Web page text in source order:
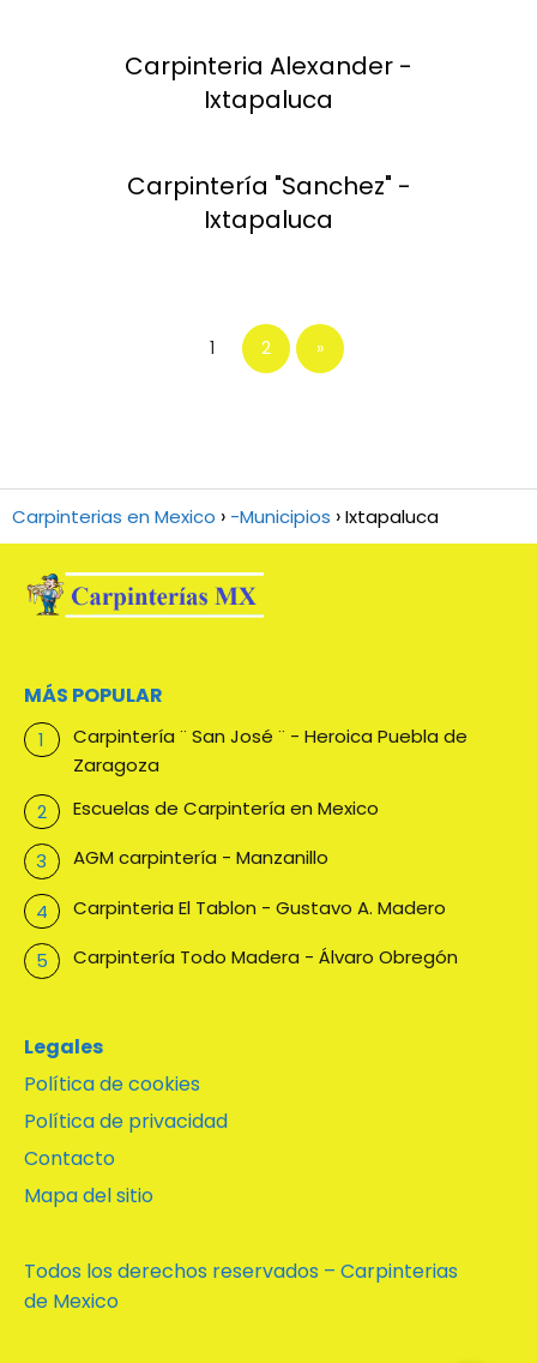
Carpinteria Alexander -
Ixtapaluca
Carpintería "Sanchez" -
Ixtapaluca
1 2 »
Carpinterias en Mexico -Municipios Ixtapaluca
MÁS POPULAR
Carpintería ¨ San José ¨ - Heroica Puebla de
Zaragoza
Escuelas de Carpintería en Mexico
AGM carpintería - Manzanillo
Carpinteria El Tablon - Gustavo A. Madero
Carpintería Todo Madera - Álvaro Obregón
Legales
Política de cookies
Política de privacidad
Contacto
Mapa del sitio
Todos los derechos reservados – Carpinterias
de Mexico